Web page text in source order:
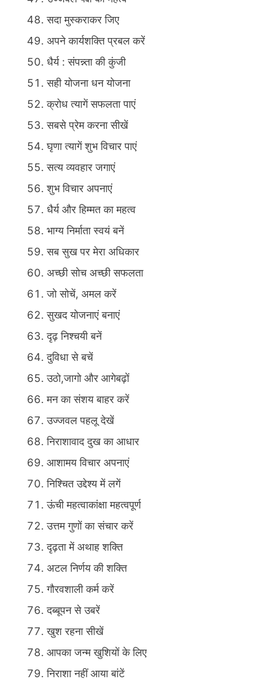
सदा मुस्कराकर जिए
अपने कार्यशक्ति प्रबल करें
धैर्य : संपन्न्ता की कुंजी
सही योजना धन योजना
क्रोध त्यागें सफलता पाएं
सबसे प्रेम करना सीखें
घृणा त्यागें शुभ विचार पाएं
सत्य व्यवहार जगाएं
शुभ विचार अपनाएं
धैर्य और हिम्मत का महत्व
भाग्य निर्माता स्वयं बनें
सब सुख पर मेरा अधिकार
अच्छी सोच अच्छी सफलता
जो सोचें, अमल करें
सुखद योजनाएं बनाएं
दृढ़ निश्चयी बनें
दुविधा से बचें
उठो,जागो और आगेबढ़ों
मन का संशय बाहर करें
उज्जवल पहलू देखें
निराशावाद दुख का आधार
आशामय विचार अपनाएं
निश्चित उद्देश्य में लगें
ऊंची महत्वाकांक्षा महत्वपूर्ण
उत्तम गुणों का संचार करें
दृढ़ता में अथाह शक्ति
अटल निर्णय की शक्ति
गौरवशाली कर्म करें
दब्बूपन से उबरें
खुश रहना सीखें
आपका जन्म खुशियों के लिए
निराशा नहीं आया बांटें